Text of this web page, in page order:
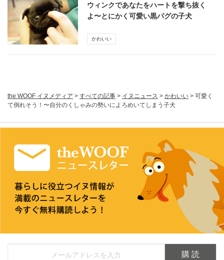
ウィンクであなたをハートを撃ち抜く
よ〜とにかく可愛い黒パグの子犬
かわいい
the WOOF イヌメディア > すべての記事 > イヌニュース > かわいい > 可愛く
て倒れそう！〜自分のくしゃみの勢いによろめいてしまう子犬